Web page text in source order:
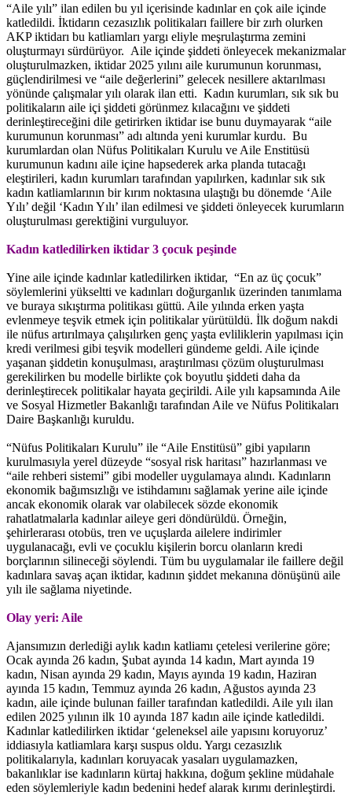
“Aile yılı” ilan edilen bu yıl içerisinde kadınlar en çok aile içinde
katledildi. İktidarın cezasızlık politikaları faillere bir zırh olurken
AKP iktidarı bu katliamları yargı eliyle meşrulaştırma zemini
oluşturmayı sürdürüyor. Aile içinde şiddeti önleyecek mekanizmalar
oluşturulmazken, iktidar 2025 yılını aile kurumunun korunması,
güçlendirilmesi ve “aile değerlerini” gelecek nesillere aktarılması
yönünde çalışmalar yılı olarak ilan etti. Kadın kurumları, sık sık bu
politikaların aile içi şiddeti görünmez kılacağını ve şiddeti
derinleştireceğini dile getirirken iktidar ise bunu duymayarak “aile
kurumunun korunması” adı altında yeni kurumlar kurdu. Bu
kurumlardan olan Nüfus Politikaları Kurulu ve Aile Enstitüsü
kurumunun kadını aile içine hapsederek arka planda tutacağı
eleştirileri, kadın kurumları tarafından yapılırken, kadınlar sık sık
kadın katliamlarının bir kırım noktasına ulaştığı bu dönemde ‘Aile
Yılı’ değil ‘Kadın Yılı’ ilan edilmesi ve şiddeti önleyecek kurumların
oluşturulması gerektiğini vurguluyor.
Kadın katledilirken iktidar 3 çocuk peşinde
Yine aile içinde kadınlar katledilirken iktidar, “En az üç çocuk”
söylemlerini yükseltti ve kadınları doğurganlık üzerinden tanımlama
ve buraya sıkıştırma politikası güttü. Aile yılında erken yaşta
evlenmeye teşvik etmek için politikalar yürütüldü. İlk doğum nakdi
ile nüfus artırılmaya çalışılırken genç yaşta evliliklerin yapılması için
kredi verilmesi gibi teşvik modelleri gündeme geldi. Aile içinde
yaşanan şiddetin konuşulması, araştırılması çözüm oluşturulması
gerekilirken bu modelle birlikte çok boyutlu şiddeti daha da
derinleştirecek politikalar hayata geçirildi. Aile yılı kapsamında Aile
ve Sosyal Hizmetler Bakanlığı tarafından Aile ve Nüfus Politikaları
Daire Başkanlığı kuruldu.
“Nüfus Politikaları Kurulu” ile “Aile Enstitüsü” gibi yapıların
kurulmasıyla yerel düzeyde “sosyal risk haritası” hazırlanması ve
“aile rehberi sistemi” gibi modeller uygulamaya alındı. Kadınların
ekonomik bağımsızlığı ve istihdamını sağlamak yerine aile içinde
ancak ekonomik olarak var olabilecek sözde ekonomik
rahatlatmalarla kadınlar aileye geri döndürüldü. Örneğin,
şehirlerarası otobüs, tren ve uçuşlarda ailelere indirimler
uygulanacağı, evli ve çocuklu kişilerin borcu olanların kredi
borçlarının silineceği söylendi. Tüm bu uygulamalar ile faillere değil
kadınlara savaş açan iktidar, kadının şiddet mekanına dönüşünü aile
yılı ile sağlama niyetinde.
Olay yeri: Aile
Ajansımızın derlediği aylık kadın katliamı çetelesi verilerine göre;
Ocak ayında 26 kadın, Şubat ayında 14 kadın, Mart ayında 19
kadın, Nisan ayında 29 kadın, Mayıs ayında 19 kadın, Haziran
ayında 15 kadın, Temmuz ayında 26 kadın, Ağustos ayında 23
kadın, aile içinde bulunan failler tarafından katledildi. Aile yılı ilan
edilen 2025 yılının ilk 10 ayında 187 kadın aile içinde katledildi.
Kadınlar katledilirken iktidar ‘geleneksel aile yapısını koruyoruz’
iddiasıyla katliamlara karşı suspus oldu. Yargı cezasızlık
politikalarıyla, kadınları koruyacak yasaları uygulamazken,
bakanlıklar ise kadınların kürtaj hakkına, doğum şekline müdahale
eden söylemleriyle kadın bedenini hedef alarak kırımı derinleştirdi.